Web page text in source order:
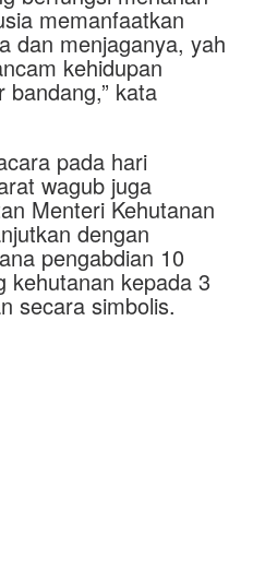
memanfaatkan
dan menjaganya, yah
kehidupan
kata
pada hari
wagub juga
Menteri Kehutanan
dengan
pengabdian 10
kehutanan kepada 3
secara simbolis.